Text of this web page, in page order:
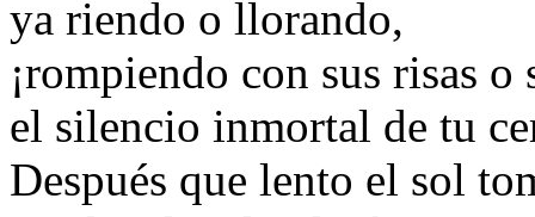
ya riendo o llorando,
¡rompiendo con sus risas o
el silencio inmortal de tu
Después que lento el sol